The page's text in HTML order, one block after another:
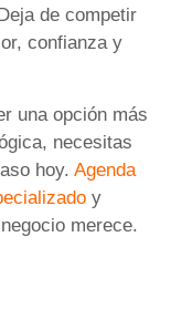
de competir
confianza y
una opción más
necesitas
hoy. Agenda
y
merece.